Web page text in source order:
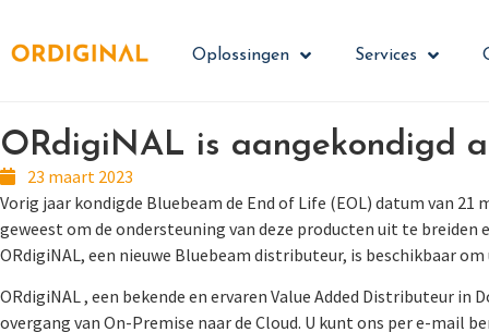
Oplossingen Services
ORdigiNAL is aangekondigd
23 maart 2023
Vorig jaar kondigde Bluebeam de End of Life (EOL) datum van
geweest om de ondersteuning van deze producten uit te breiden
ORdigiNAL, een nieuwe Bluebeam distributeur, is beschikbaar
ORdigiNAL , een bekende en ervaren Value Added Distributeur
overgang van On-Premise naar de Cloud. U kunt ons per e-mail